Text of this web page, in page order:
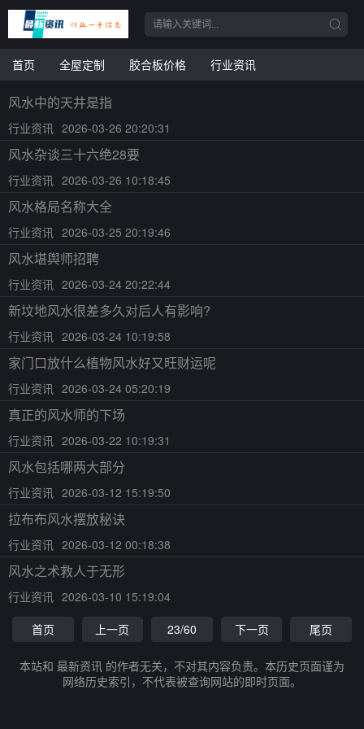
首页 全屋定制 胶合板价格 行业资讯
风水中的天井是指
行业资讯 2026-03-26 20:20:31
风水杂谈三十六绝28要
行业资讯 2026-03-26 10:18:45
风水格局名称大全
行业资讯 2026-03-25 20:19:46
风水堪舆师招聘
行业资讯 2026-03-24 20:22:44
新坟地风水很差多久对后人有影响?
行业资讯 2026-03-24 10:19:58
家门口放什么植物风水好又旺财运呢
行业资讯 2026-03-24 05:20:19
真正的风水师的下场
行业资讯 2026-03-22 10:19:31
风水包括哪两大部分
行业资讯 2026-03-12 15:19:50
拉布布风水摆放秘诀
行业资讯 2026-03-12 00:18:38
风水之术救人于无形
行业资讯 2026-03-10 15:19:04
首页
上一页 23/60 下一页 尾页
本站和 最新资讯 的作者无关，不对其内容负责。本历史页面谨为
网络历史索引，不代表被查询网站的即时页面。